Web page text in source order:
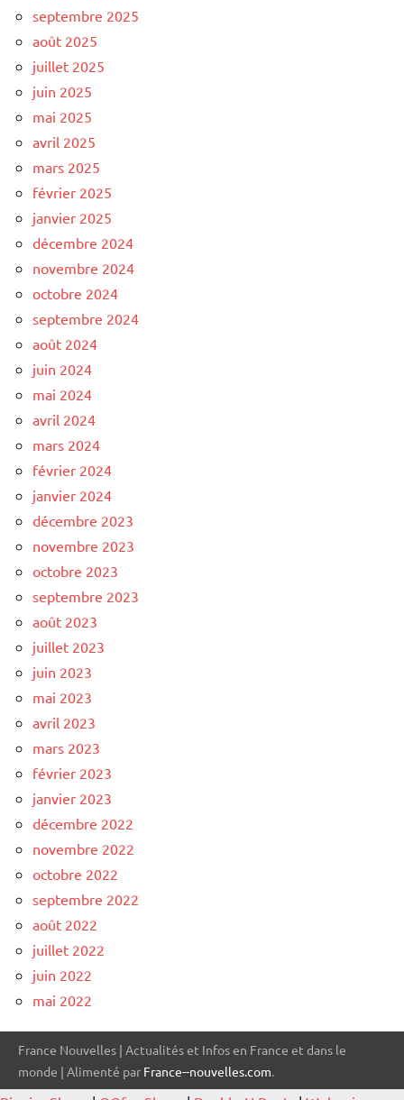
septembre 2025
août 2025
juillet 2025
juin 2025
mai 2025
avril 2025
mars 2025
février 2025
janvier 2025
décembre 2024
novembre 2024
octobre 2024
septembre 2024
août 2024
juin 2024
mai 2024
avril 2024
mars 2024
février 2024
janvier 2024
décembre 2023
novembre 2023
octobre 2023
septembre 2023
août 2023
juillet 2023
juin 2023
mai 2023
avril 2023
mars 2023
février 2023
janvier 2023
décembre 2022
novembre 2022
octobre 2022
septembre 2022
août 2022
juillet 2022
juin 2022
mai 2022
France Nouvelles | Actualités et Infos en France et dans le
monde | Alimenté par France--nouvelles.com.